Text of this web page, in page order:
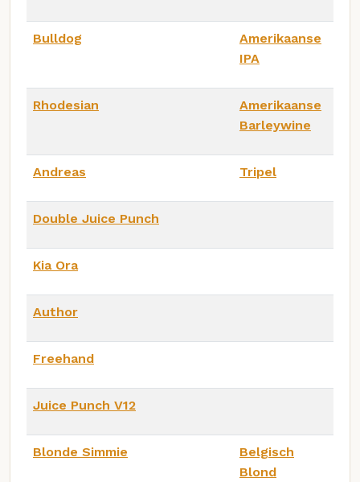
Bulldog
Amerikaanse
IPA
Rhodesian
Amerikaanse
Barleywine
Andreas Tripel
Double Juice Punch
Kia Ora
Author
Freehand
Juice Punch V12
Blonde Simmie
Belgisch
Blond